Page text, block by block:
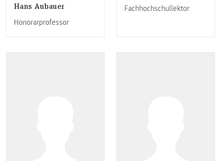
Hans Aubauer
Honorarprofessor
Fachhochschullektor